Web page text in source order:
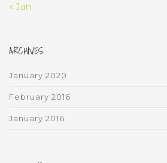
« Jan
ARCHIVES
January 2020
February 2016
January 2016